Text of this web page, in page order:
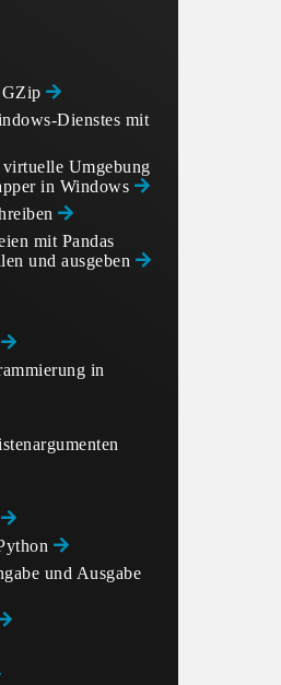
Dienstes mit
Umgebung
in Windows
mit Pandas
und ausgeben
in
und Ausgabe